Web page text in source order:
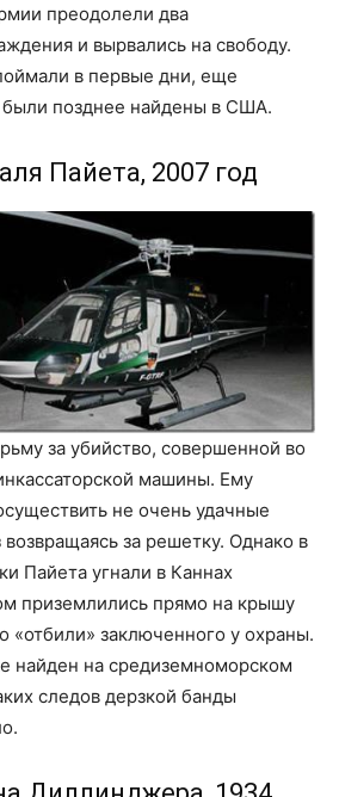
преодолели два
и вырвались на свободу.
в первые дни, еще
были позднее найдены в США.
Пайета, 2007 год
за убийство, совершенной во
машины. Ему
не очень удачные
за решетку. Однако в
Пайета угнали в Каннах
приземлились прямо на крышу
«отбили» заключенного у охраны.
найден на средиземноморском
следов дерзкой банды